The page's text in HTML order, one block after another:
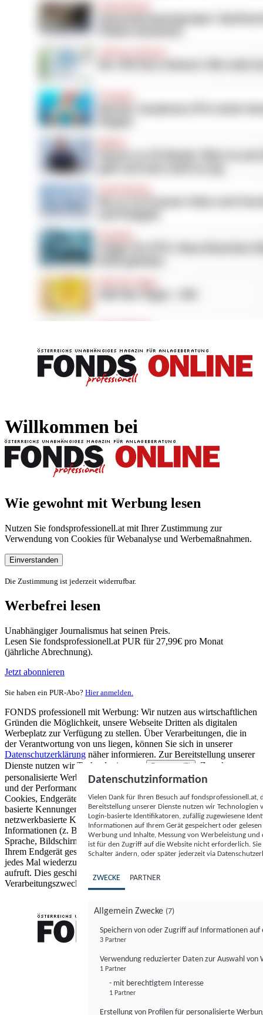
Willkommen bei
Wie gewohnt mit Werbung lesen
Nutzen Sie fondsprofessionell.at mit Ihrer Zustimmung zur
Verwendung von Cookies für Webanalyse und Werbemaßnahmen.
Einverstanden
Die Zustimmung ist jederzeit widerrufbar.
Werbefrei lesen
Unabhängiger Journalismus hat seinen Preis.
Lesen Sie fondsprofessionell.at PUR für 27,99€ pro Monat
(jährliche Abrechnung).
Jetzt abonnieren
Sie haben ein PUR-Abo? Hier anmelden.
FONDS professionell mit Werbung: Wir nutzen aus wirtschaftlichen
Gründen die Möglichkeit, unsere Webseite Dritten als digitalen
Werbeplatz zur Verfügung zu stellen. Über Verarbeitungen, die in
der Verantwortung von uns liegen, können Sie sich in unserer
Datenschutzerklärung näher informieren. Zur Bereitstellung unserer
Dienste nutzen wir Technologien von
Partnern (5)
. Zwecke:
personalisierte Werbung und Inhalte, Messung von Werbeleistung
und der Performance von Inhalten sowie Zielgruppenforschung.
Cookies, Endgeräte- oder ähnliche Online-Kennungen (z. B. login-
basierte Kennungen, zufällig generierte Kennungen,
netzwerkbasierte Kennungen) können zusammen mit anderen
Informationen (z. B. Browsertyp und Browserinformationen,
Sprache, Bildschirmgröße, unterstützte Technologien usw.) auf
Ihrem Endgerät gespeichert oder von dort ausgelesen werden, um es
jedes Mal wiederzuerkennen, wenn es eine App oder einer Webseite
aufruft. Dies geschieht für einen oder mehrere der hier aufgeführten
Verarbeitungszwecke.
Datenschutzinformation
Vielen Dank für Ihren Besuch auf
Bereitstellung unserer Dienste nutzen wir Technologien
Login-basierte Identifikatoren, zufällig zugewiesene
Informationen auf Ihrem Gerät gespeichert oder
Werbung und Inhalte, Messung von Werbeleistung
ist für den Zugriff auf die Website nicht erforderlich.
Schalter ändern, oder später jederzeit via
ZWECKE PARTNER
Allgemein Zwecke (7)
Speichern von oder Zugriff auf Informationen auf
3 Partner
Verwendung reduzierter Daten zur Auswahl von
1 Partner
- mit berechtigtem Interesse
1 Partner
Erstellung von Profilen für personalisierte
FONDS professionell